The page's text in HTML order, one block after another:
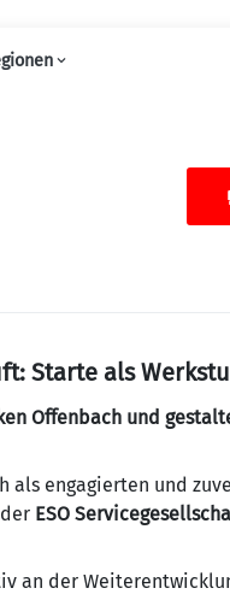
Starte als
Offenbach und
als engagierten und
der ESO
an der